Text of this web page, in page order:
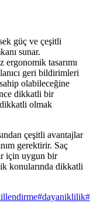
güç ve çeşitli
sunar.
tasarımı
geri bildirimleri
olabileceğine
dikkatli bir
dikkatli olmak
çeşitli avantajlar
gerektirir. Saç
için uygun bir
konularında dikkatli
#dayaniklilik#